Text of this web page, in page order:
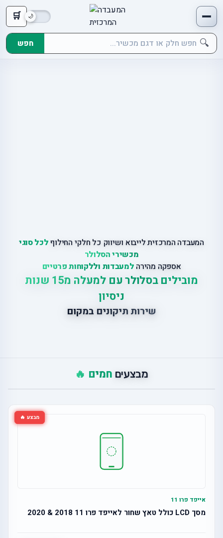
🛒
🔍 חפש
המעבדה המרכזית לייבוא ושיווק כל חלקי החילוףלכל סוגי
מכשירי הסלולר
אספקה מהירה למעבדות וללקוחות פרטיים
מובילים בסלולר עם למעלה מ15 שנות
ניסיון
שירות תיקונים במקום
מבצעים חמים 🔥
מבצע 🔥
אייפד פרו 11
מסך LCD כולל טאץ שחור לאייפד פרו 11 2018 & 2020